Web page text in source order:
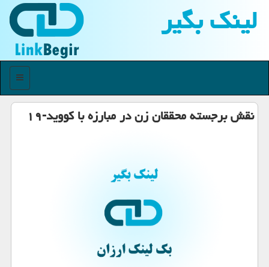
لینك بگیر
منو
نقش برجسته محققان زن در مبارزه با كووید-۱۹